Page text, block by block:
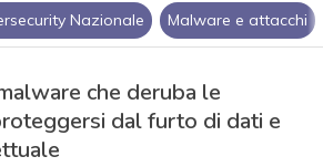
Nazionale Malware e attacchi
che deruba le
dal furto di dati e